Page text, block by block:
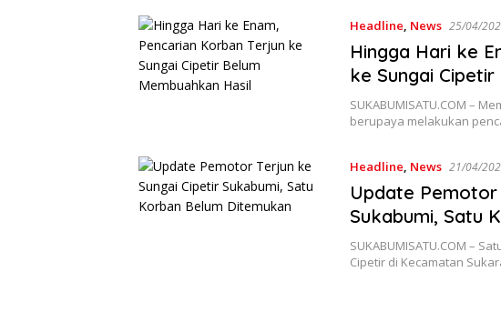
Headline News 25/04/
Hingga Hari ke
ke Sungai
SUKABUMISATU.COM –
berupaya melakukan
Headline News 21/04/
Update Pemotor
Sukabumi, Satu
SUKABUMISATU.COM –
Cipetir di Kecamatan